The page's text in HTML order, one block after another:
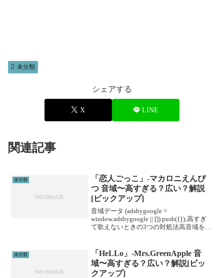
未分類
シェアする
X LINE
関連記事
未分類
「恋人ごっこ」-マカロニえんぴ
つ 音域〜高すぎる？広い？解説
[ピックアップ]
音域データ (adsbygoogle =
window.adsbygoogle || []).push({});高すぎ
て歌えないときの3つの対処法高音域を広
ルに通うこと...
未分類
「HeLLo」-Mrs.GreenApple 音
域〜高すぎる？広い？解説[ピッ
クアップ]